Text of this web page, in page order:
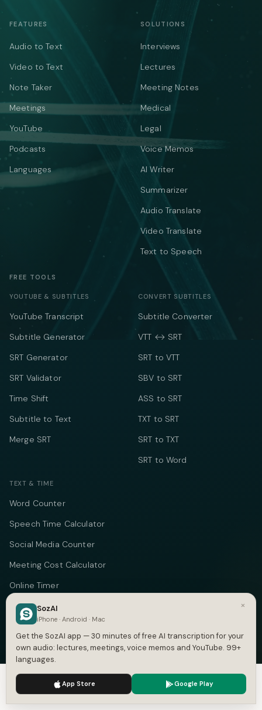
FEATURES
Audio to Text
Video to Text
Note Taker
Meetings
YouTube
Podcasts
Languages
SOLUTIONS
Interviews
Lectures
Meeting Notes
Medical
Legal
Voice Memos
AI Writer
Summarizer
Audio Translate
Video Translate
Text to Speech
FREE TOOLS
YOUTUBE & SUBTITLES
YouTube Transcript
Subtitle Generator
SRT Generator
SRT Validator
Time Shift
Subtitle to Text
Merge SRT
CONVERT SUBTITLES
Subtitle Converter
VTT ↔ SRT
SRT to VTT
SBV to SRT
ASS to SRT
TXT to SRT
SRT to TXT
SRT to Word
TEXT & TIME
Word Counter
Speech Time Calculator
Social Media Counter
Meeting Cost Calculator
Online Timer
Timecode Converter
COMPANY
About
Pricing
Case Studies
We use cookies to enhance your experience.
×
SozAI
iPhone · Android · Mac
Get the SozAI app — 30 minutes of free AI transcription for your
own audio: lectures, meetings, voice memos and YouTube. 99+
languages.
App Store Google Play